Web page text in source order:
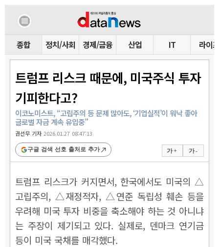
종합 정치/사회 경제/금융 산업 IT 라이프
트럼프 리스크 때문에, 미국주식 투자
기피한다고?
이코노미스트, “고립주의 등 문제 많아도, ‘기업실적’이 워낙 좋아
글로벌 자금 계속 유입중”
권선무 기자2026.01.27 08:47:13
가 + 가 -
구글 검색 선호 출처로 추가
트럼프 리스크가 커지면서, 한국에서도 미국의 △
고립주의, △재정적자, △연준 독립성 훼손 등을
우려해 미국 투자 비중을 축소해야 하는 것 아니냐
는 주장이 제기되고 있다. 실제로, 덴마크 연기금
등이 미국 국채를 매각했다.